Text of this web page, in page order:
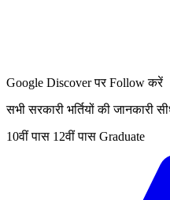
Google Discover पर Follow करें
सभी सरकारी भर्तियों की जानकारी
10वीं पास 12वीं पास Graduate